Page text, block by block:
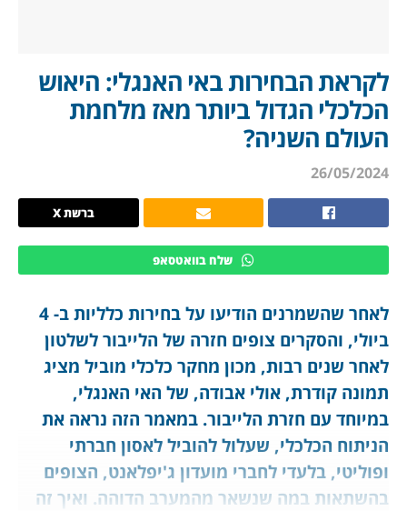
לקראת הבחירות באי האנגלי: היאוש
הכלכלי הגדול ביותר מאז מלחמת
העולם השניה?
26/05/2024
ברשת X
שלח בוואטסאפ
לאחר שהשמרנים הודיעו על בחירות כלליות ב- 4
ביולי, והסקרים צופים חזרה של הלייבור לשלטון
לאחר שנים רבות, מכון מחקר כלכלי מוביל מציג
תמונה קודרת, אולי אבודה, של האי האנגלי,
במיוחד עם חזרת הלייבור. במאמר הזה נראה את
הניתוח הכלכלי, שעלול להוביל לאסון חברתי
ופוליטי, בלעדי לחברי מועדון ג'יפלאנט, הצופים
בהשתאות במה שנשאר מהמערב הדוהה. ואיך זה